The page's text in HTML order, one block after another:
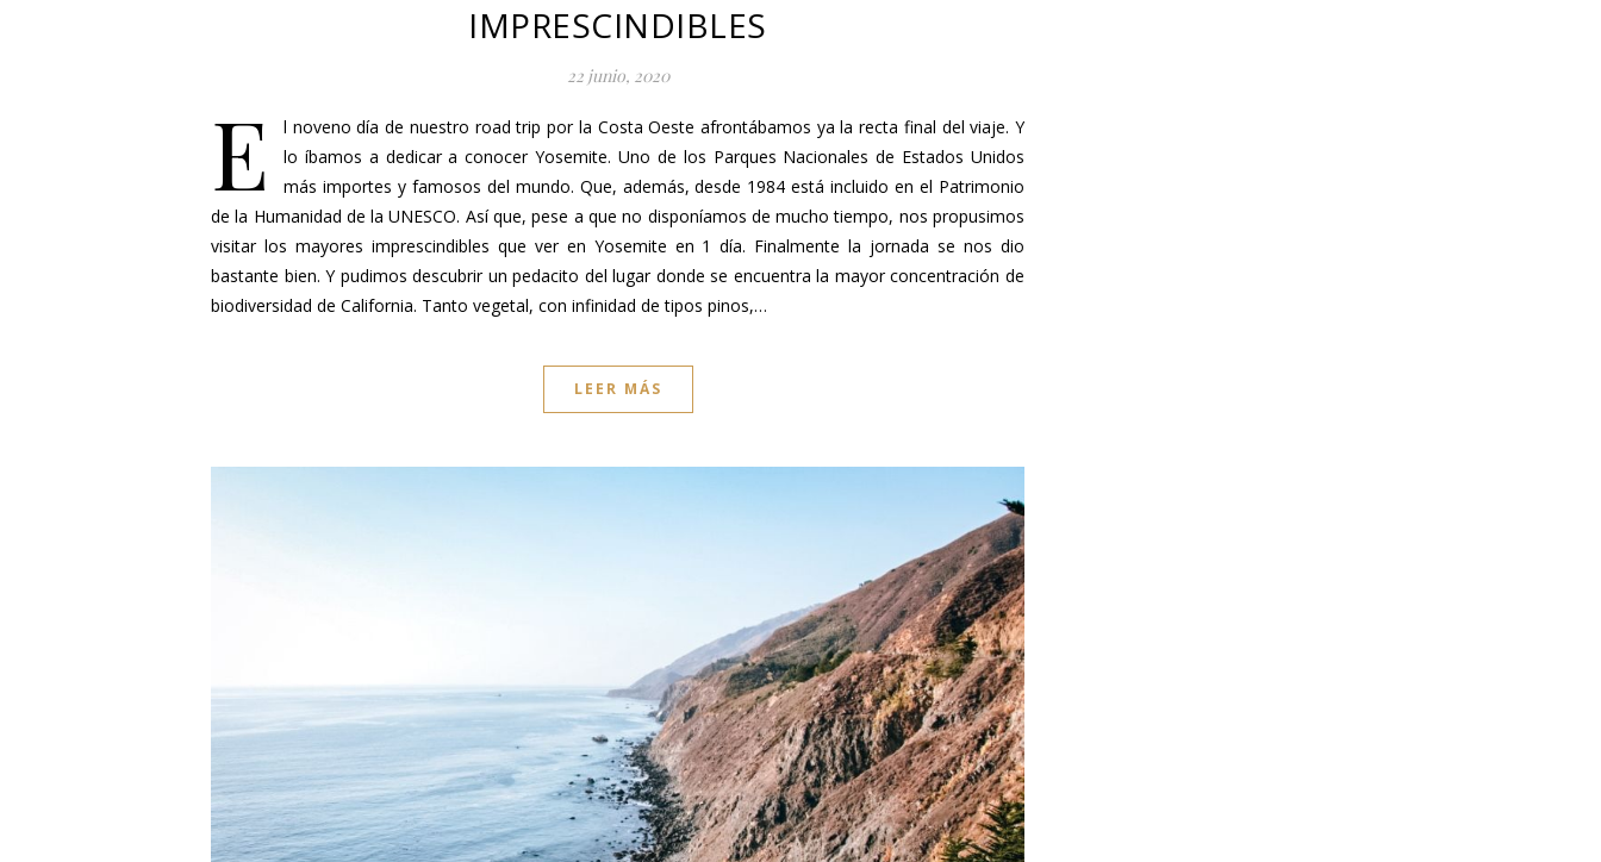
IMPRESCINDIBLES
22 junio, 2020
E
l noveno día de nuestro road trip por la Costa Oeste afrontábamos ya la recta final del viaje. Y
lo íbamos a dedicar a conocer Yosemite. Uno de los Parques Nacionales de Estados Unidos
más importes y famosos del mundo. Que, además, desde 1984 está incluido en el Patrimonio
de la Humanidad de la UNESCO. Así que, pese a que no disponíamos de mucho tiempo, nos propusimos
visitar los mayores imprescindibles que ver en Yosemite en 1 día. Finalmente la jornada se nos dio
bastante bien. Y pudimos descubrir un pedacito del lugar donde se encuentra la mayor concentración de
biodiversidad de California. Tanto vegetal, con infinidad de tipos pinos,…
LEER MÁS